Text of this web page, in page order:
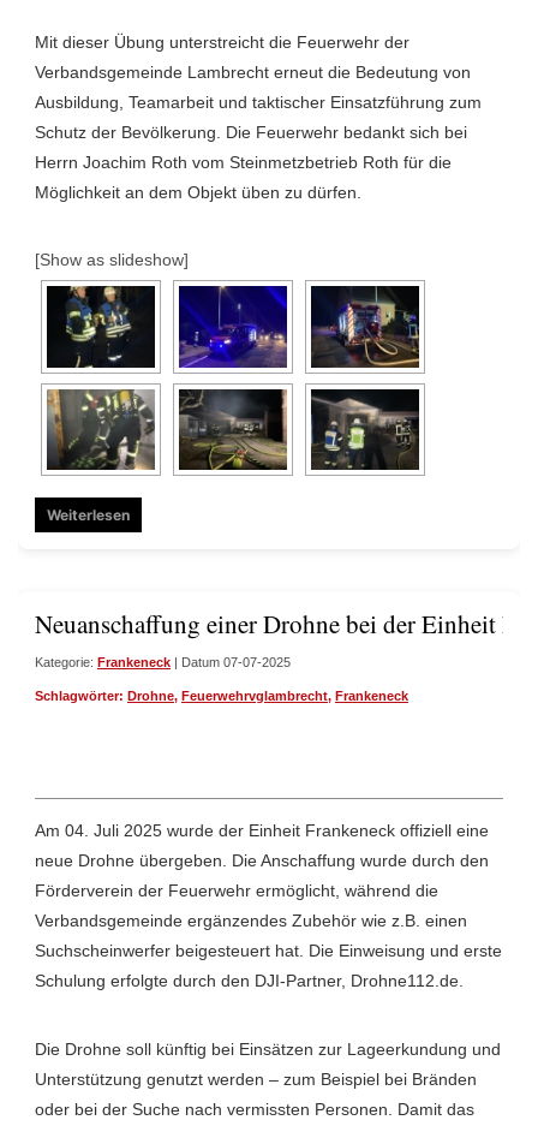
Mit dieser Übung unterstreicht die Feuerwehr der
Verbandsgemeinde Lambrecht erneut die Bedeutung von
Ausbildung, Teamarbeit und taktischer Einsatzführung zum
Schutz der Bevölkerung. Die Feuerwehr bedankt sich bei
Herrn Joachim Roth vom Steinmetzbetrieb Roth für die
Möglichkeit an dem Objekt üben zu dürfen.
[Show as slideshow]
Weiterlesen
Neuanschaffung einer Drohne bei der Einheit
Kategorie: Frankeneck | Datum 07-07-2025
Schlagwörter: Drohne, Feuerwehrvglambrecht, Frankeneck
Am 04. Juli 2025 wurde der Einheit Frankeneck offiziell eine
neue Drohne übergeben. Die Anschaffung wurde durch den
Förderverein der Feuerwehr ermöglicht, während die
Verbandsgemeinde ergänzendes Zubehör wie z.B. einen
Suchscheinwerfer beigesteuert hat. Die Einweisung und erste
Schulung erfolgte durch den DJI-Partner, Drohne112.de.
Die Drohne soll künftig bei Einsätzen zur Lageerkundung und
Unterstützung genutzt werden – zum Beispiel bei Bränden
oder bei der Suche nach vermissten Personen. Damit das